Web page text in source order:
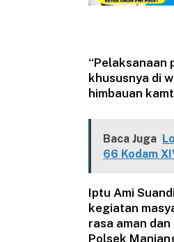
“Pelaksanaan
khususnya di
himbauan
Baca Juga
66 Kodam
Iptu Ami
kegiatan
rasa aman
Polsek